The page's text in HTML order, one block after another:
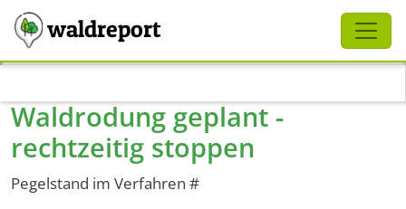
waldreport
Waldrodung geplant -
rechtzeitig stoppen
Pegelstand im Verfahren #
Schliessen